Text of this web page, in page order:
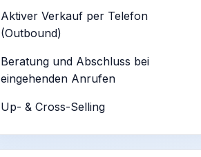
Aktiver Verkauf per Telefon
(Outbound)
Beratung und Abschluss bei
eingehenden Anrufen
Up- & Cross-Selling